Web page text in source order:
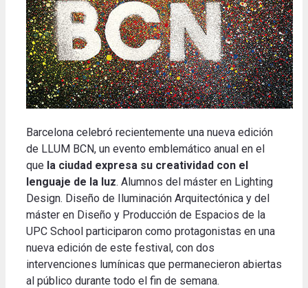
Barcelona celebró recientemente una nueva edición
de LLUM BCN, un evento emblemático anual en el
que la ciudad expresa su creatividad con el
lenguaje de la luz. Alumnos del máster en Lighting
Design. Diseño de Iluminación Arquitectónica y del
máster en Diseño y Producción de Espacios de la
UPC School participaron como protagonistas en una
nueva edición de este festival, con dos
intervenciones lumínicas que permanecieron abiertas
al público durante todo el fin de semana.